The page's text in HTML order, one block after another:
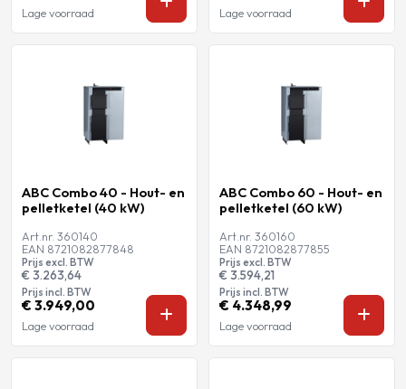
Lage voorraad Lage voorraad
ABC Combo 40 - Hout- en
pelletketel (40 kW)
Art.nr. 360140
EAN 8721082877848
Prijs excl. BTW
€ 3.263,64
Prijs incl. BTW
€ 3.949,00
Lage voorraad
ABC Combo 60 - Hout- en
pelletketel (60 kW)
Art.nr. 360160
EAN 8721082877855
Prijs excl. BTW
€ 3.594,21
Prijs incl. BTW
€ 4.348,99
Lage voorraad